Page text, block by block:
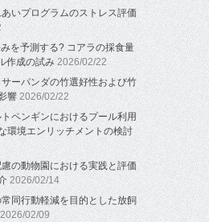
いプログラムのストレス評価
を予測する? コアラの採食量
作成の試み 2026/02/22
ーパンダの竹選好性および竹
響 2026/02/22
ペンギンにおけるプール利用
環境エンリッチメントの検討
の動物園における実践と評価
2026/02/14
同行動軽減を目的とした放飼
2026/02/09